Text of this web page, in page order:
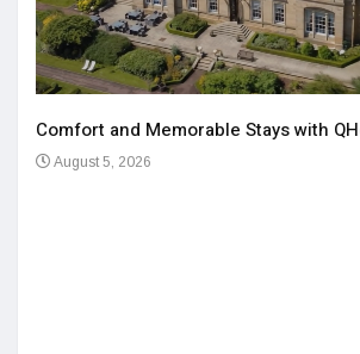
Comfort and Memorable Stays with
August 5, 2026